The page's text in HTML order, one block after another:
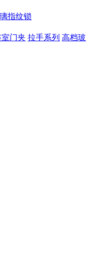
指纹锁
门夹 拉手系列 高档玻